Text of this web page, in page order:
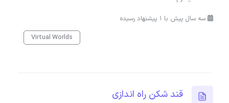
سه سال پیش با 1 پیشنهاد رسیده
Virtual Worlds
قند شکن راه اندازی